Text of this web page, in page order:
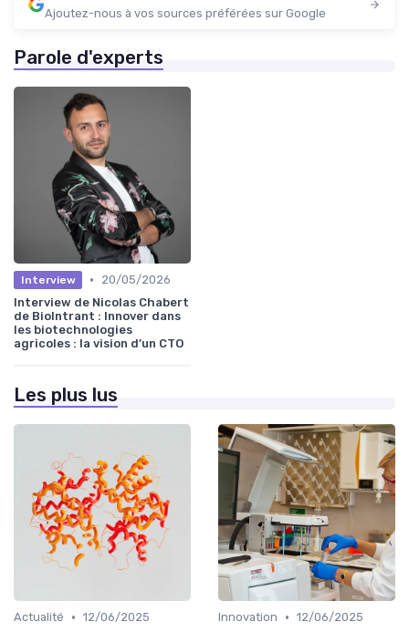
Ajoutez-nous à vos sources préférées sur Google
Parole d'experts
Interview •
20/05/2026
Interview de Nicolas Chabert
de BioIntrant : Innover dans
les biotechnologies
agricoles : la vision d’un CTO
Les plus lus
Actualité • 12/06/2025
Innovation • 12/06/2025